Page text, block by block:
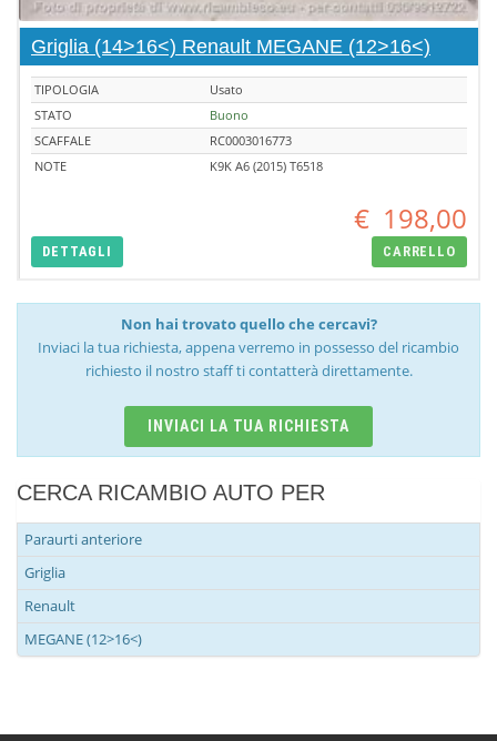
Griglia (14>16<) Renault MEGANE (12>16<)
TIPOLOGIA
Usato
STATO
Buono
SCAFFALE
RC0003016773
NOTE
K9K A6 (2015) T6518
€ 198,00
DETTAGLI CARRELLO
Non hai trovato quello che cercavi?
Inviaci la tua richiesta, appena verremo in possesso del ricambio
richiesto il nostro staff ti contatterà direttamente.
INVIACI LA TUA RICHIESTA
CERCA RICAMBIO AUTO PER
Paraurti anteriore
Griglia
Renault
MEGANE (12>16<)